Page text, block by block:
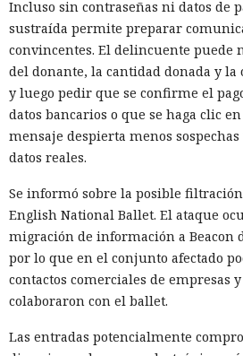
servidor puede reemplazar el
o el componente de red sin publicar
la tienda. Por eso, el código que
diferir notablemente del programa
ejecuta en el televisor del usuario.
Uno de los ejemplos hallados se
Samsung no solo permitió el juego
colocó entre las aplicaciones
había código de la empresa Bright
una red de direcciones IP
Bright Data utiliza dispositivos
intermedios para descargar
desde internet. A través de una red
recopilar datos de un gran número
simultáneamente y sortear
Incluso sin contraseñas ni datos de
sustraída permite preparar
convincentes. El delincuente puede
del donante, la cantidad donada y la
y luego pedir que se confirme el
datos bancarios o que se haga clic
mensaje despierta menos
datos reales.
Se informó sobre la posible
English National Ballet. El ataque
migración de información a Beacon
por lo que en el conjunto afectado
contactos comerciales de empresas
colaboraron con el ballet.
Las entradas potencialmente